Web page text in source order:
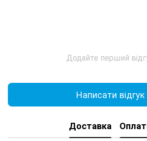
Додайте перший
Написати відгук
Доставка